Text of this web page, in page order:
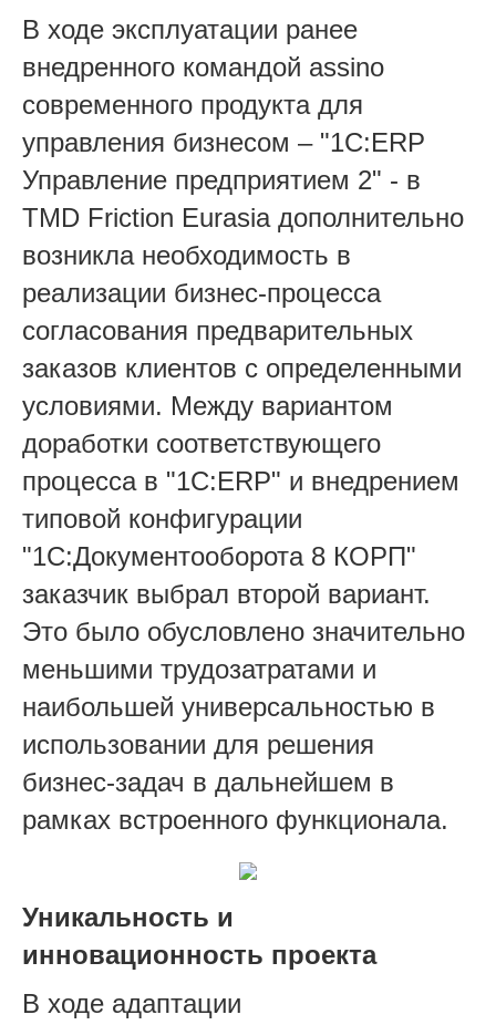
В ходе эксплуатации ранее
внедренного командой assino
современного продукта для
управления бизнесом – "1C:ERP
Управление предприятием 2" - в
TMD Friction Eurasia дополнительно
возникла необходимость в
реализации бизнес-процесса
согласования предварительных
заказов клиентов с определенными
условиями. Между вариантом
доработки соответствующего
процесса в "1С:ERP" и внедрением
типовой конфигурации
"1С:Документооборота 8 КОРП"
заказчик выбрал второй вариант.
Это было обусловлено значительно
меньшими трудозатратами и
наибольшей универсальностью в
использовании для решения
бизнес-задач в дальнейшем в
рамках встроенного функционала.
Уникальность и
инновационность проекта
В ходе адаптации